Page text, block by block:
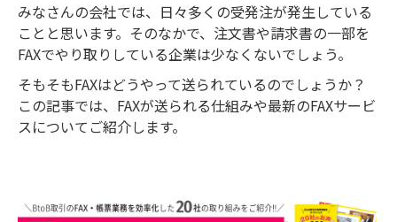
みなさんの会社では、日々多くの受発注が発生している
ことと思います。 そのなかで、注文書や請求書の一部を
FAXでやり取りしている企業は少なくないでしょう。
そもそもFAXはどうやって送られているのでしょうか？
この記事では、FAXが送られる仕組みや最新のFAXサービ
スについてご紹介します。